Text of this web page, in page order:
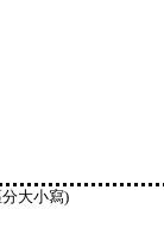
大小寫)